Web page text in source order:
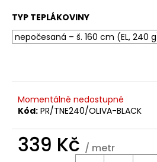
TYP TEPLÁKOVINY
Momentálně nedostupné
Kód: PR/TNE240/OLIVA-BLACK
339 Kč / metr
D
o
p
u
e
m